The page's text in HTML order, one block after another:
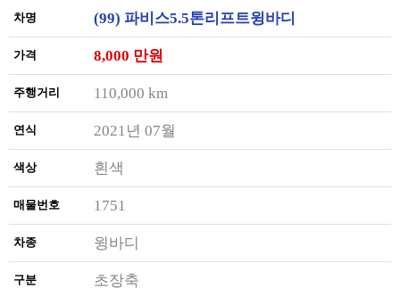
차명 (99) 파비스5.5톤리프트윙바디
가격 8,000 만원
주행거리 110,000 km
연식 2021년 07월
색상 흰색
매물번호 1751
차종 윙바디
구분 초장축